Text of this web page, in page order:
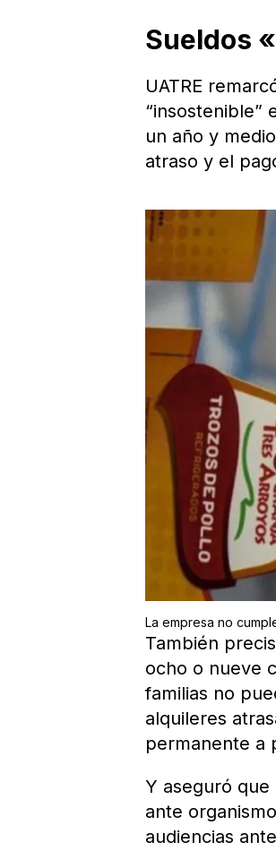
Sueldos
UATRE
“insostenible”
un año y
atraso y el
La empresa no
También
ocho o nueve
familias no
alquileres
permanente a
Y aseguró
ante
audiencias